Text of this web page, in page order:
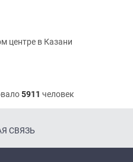
центре в Казани
5911 человек
СВЯЗЬ